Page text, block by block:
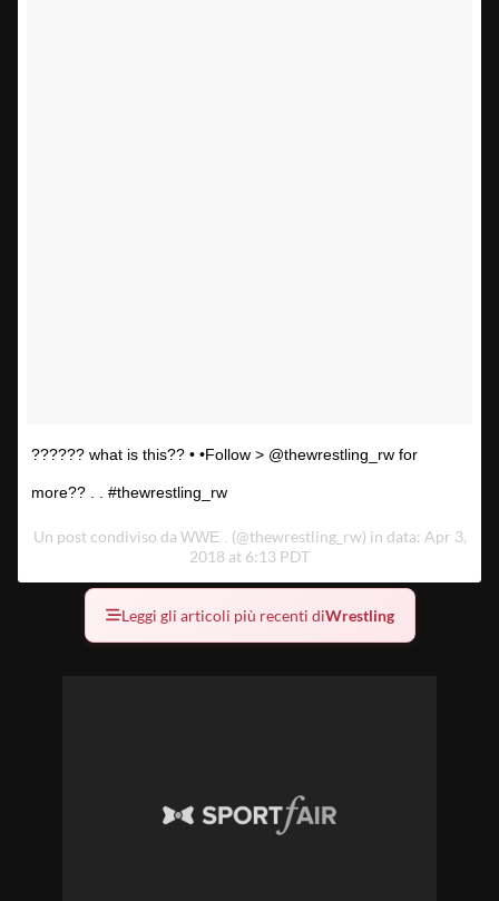
?????? what is this?? • •Follow > @thewrestling_rw for
more?? . . #thewrestling_rw
Un post condiviso da WWE .
(@thewrestling_rw) in data: Apr 3,
2018 at 6:13 PDT
Leggi gli articoli più recenti diWrestling